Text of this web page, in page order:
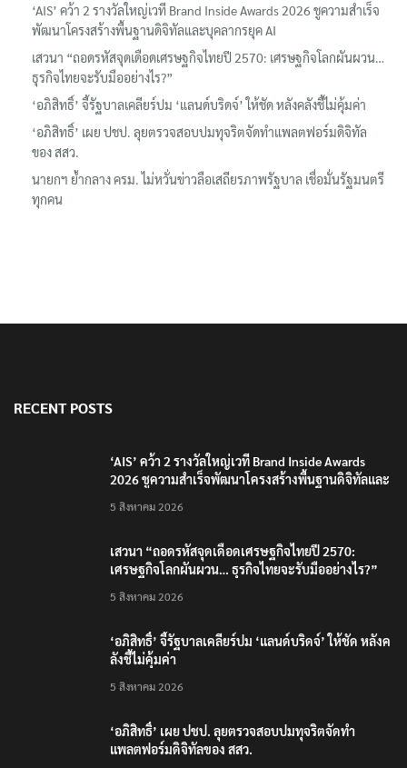
‘AIS’ คว้า 2 รางวัลใหญ่เวที Brand Inside Awards 2026 ชูความสำเร็จ
พัฒนาโครงสร้างพื้นฐานดิจิทัลและบุคลากรยุค AI
เสวนา “ถอดรหัสจุดเดือดเศรษฐกิจไทยปี 2570: เศรษฐกิจโลกผันผวน…
ธุรกิจไทยจะรับมืออย่างไร?”
‘อภิสิทธิ์’ จี้รัฐบาลเคลียร์ปม ‘แลนด์บริดจ์’ ให้ชัด หลังคลังชี้ไม่คุ้มค่า
‘อภิสิทธิ์’ เผย ปชป. ลุยตรวจสอบปมทุจริตจัดทำแพลตฟอร์มดิจิทัล
ของ สสว.
นายกฯ ย้ำกลาง ครม. ไม่หวั่นข่าวลือเสถียรภาพรัฐบาล เชื่อมั่นรัฐมนตรี
ทุกคน
RECENT POSTS
‘AIS’ คว้า 2 รางวัลใหญ่เวที Brand Inside Awards
2026 ชูความสำเร็จพัฒนาโครงสร้างพื้นฐานดิจิทัลและ
5 สิงหาคม 2026
เสวนา “ถอดรหัสจุดเดือดเศรษฐกิจไทยปี 2570:
เศรษฐกิจโลกผันผวน… ธุรกิจไทยจะรับมืออย่างไร?”
5 สิงหาคม 2026
‘อภิสิทธิ์’ จี้รัฐบาลเคลียร์ปม ‘แลนด์บริดจ์’ ให้ชัด หลังค
ลังชี้ไม่คุ้มค่า
5 สิงหาคม 2026
‘อภิสิทธิ์’ เผย ปชป. ลุยตรวจสอบปมทุจริตจัดทำ
แพลตฟอร์มดิจิทัลของ สสว.